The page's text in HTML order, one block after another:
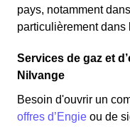
pays, notamment
particulièrement dans
Services de gaz et
Nilvange
Besoin d'ouvrir un
offres d’Engie ou de